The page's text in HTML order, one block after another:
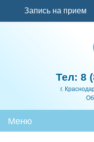
Запись на прием
Тел: 8
г.
Меню